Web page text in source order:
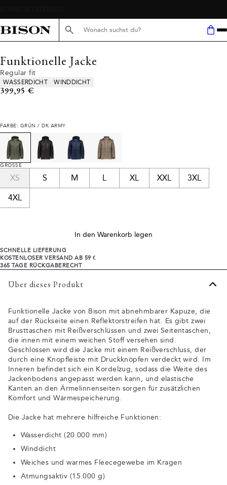
Suche hier...
Funktionelle Jacke
Regular fit
Produkteigenschaften
WASSERDICHT WINDDICHT
Preis
399,95 €
FARBE: GRÜN / DK ARMY
GRÖSSE
XS S M L XL XXL 3XL
4XL
In den Warenkorb legen
SCHNELLE LIEFERUNG
KOSTENLOSER VERSAND AB 59 €
365 TAGE RÜCKGABERECHT
Über dieses Produkt
Funktionelle Jacke von Bison mit abnehmbarer Kapuze, die
auf der Rückseite einen Reflektorstreifen hat. Es gibt zwei
Brusttaschen mit Reißverschlüssen und zwei Seitentaschen,
die innen mit einem weichen Stoff versehen sind.
Geschlossen wird die Jacke mit einem Reißverschluss, der
durch eine Knopfleiste mit Druckknöpfen verdeckt wird. Im
Inneren befindet sich ein Kordelzug, sodass die Weite des
Jackenbodens angepasst werden kann, und elastische
Kanten an den Ärmelinnenseiten sorgen für zusätzlichen
Komfort und Wärmespeicherung.
Die Jacke hat mehrere hilfreiche Funktionen:
Wasserdicht (20.000 mm)
Winddicht
Weiches und warmes Fleecegewebe im Kragen
Atmungsaktiv (15.000 g)